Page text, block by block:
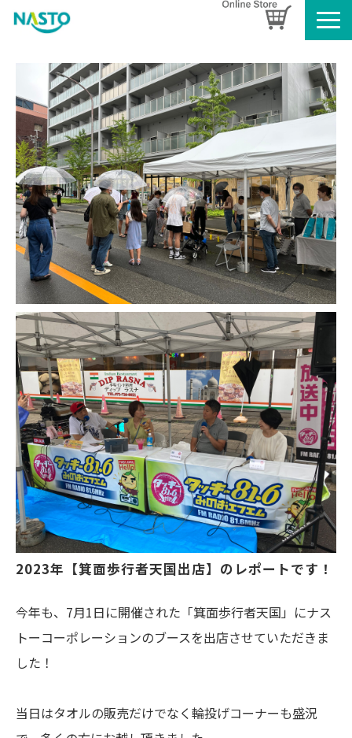
製品情報
お知らせ
ブログ
名入れタオルのご案内
採用情報
SDGsへの取り組み
2023年【箕面歩行者天国出店】のレポートです！
今年も、7月1日に開催された「箕面歩行者天国」にナス
トーコーポレーションのブースを出店させていただきま
した！
当日はタオルの販売だけでなく輪投げコーナーも盛況